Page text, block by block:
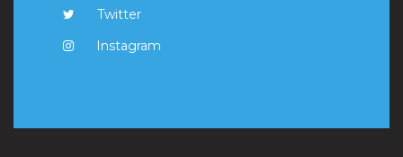
Twitter
Instagram